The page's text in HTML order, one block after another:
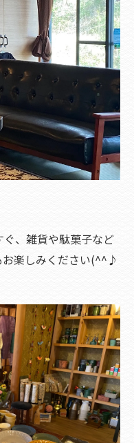
、雑貨や駄菓子など
お楽しみください(^^♪